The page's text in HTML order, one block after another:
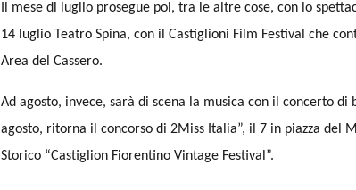
Il mese di luglio prosegue poi, tra le altre cose, con lo
14 luglio Teatro Spina, con il Castiglioni Film Festival che
Area del Cassero.
Ad agosto, invece, sarà di scena la musica con il concerto di
agosto, ritorna il concorso di 2Miss Italia”, il 7 in piazza del
Storico “Castiglion Fiorentino Vintage Festival”.